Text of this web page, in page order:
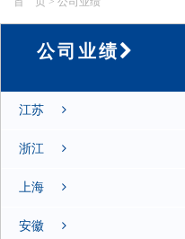
公司业绩
江苏
浙江
上海
安徽